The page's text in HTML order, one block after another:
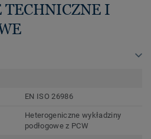
TECHNICZNE I
EN ISO 26986
Heterogeniczne wykładziny
podłogowe z PCW